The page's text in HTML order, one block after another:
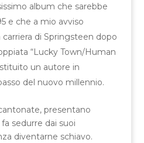
album che sarebbe
e che a mio avviso
di Springsteen dopo
“Lucky Town/Human
un autore in
del nuovo millennio.
presentano
sedurre dai suoi
diventarne schiavo.